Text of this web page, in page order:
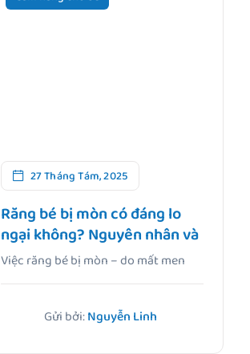
27 Tháng Tám, 2025
Răng bé bị mòn có đáng lo
ngại không? Nguyên nhân và
cách xử lý chuẩn từ chuyên
Việc răng bé bị mòn – do mất men
răng hoặc cấu.
Gửi bởi:Nguyễn Linh